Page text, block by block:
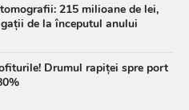
215 milioane de lei,
de la începutul anului
Drumul rapiței spre port